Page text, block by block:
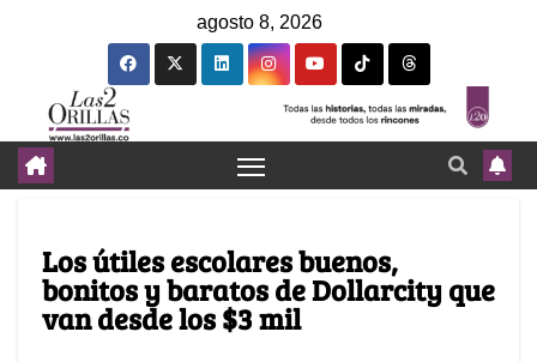
agosto 8, 2026
Los útiles escolares buenos,
bonitos y baratos de Dollarcity que
van desde los $3 mil